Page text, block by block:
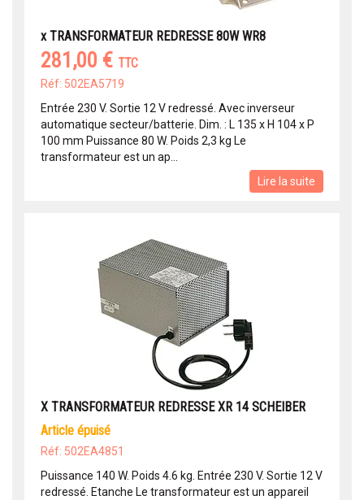
x TRANSFORMATEUR REDRESSE 80W WR8
281,00 € TTC
Réf: 502EA5719
Entrée 230 V. Sortie 12 V redressé. Avec inverseur
automatique secteur/batterie. Dim. : L 135 x H 104 x P
100 mm Puissance 80 W. Poids 2,3 kg Le
transformateur est un ap...
Lire la suite
X TRANSFORMATEUR REDRESSE XR 14 SCHEIBER
article épuisé
Réf: 502EA4851
Puissance 140 W. Poids 4.6 kg. Entrée 230 V. Sortie 12 V
redressé. Etanche Le transformateur est un appareil